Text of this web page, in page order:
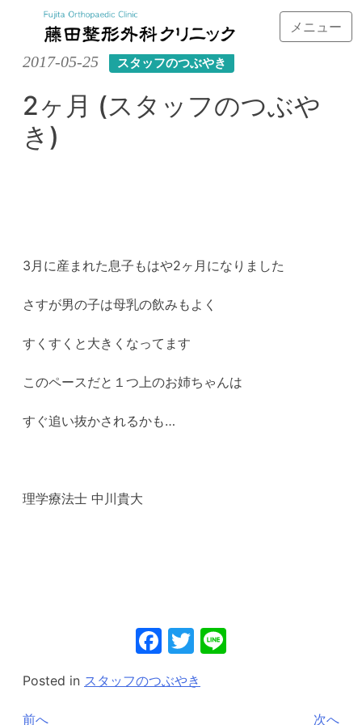
メニュー
2017-05-25 スタッフのつぶやき
2ヶ月 (スタッフのつぶや
き)
3月に産まれた息子もはや2ヶ月になりました
さすが男の子は母乳の飲みもよく
すくすくと大きくなってます
このペースだと１つ上のお姉ちゃんは
すぐ追い抜かされるかも…
理学療法士 中川貴大
Facebook
Twitter
Posted in スタッフのつぶやき
前へ 次へ